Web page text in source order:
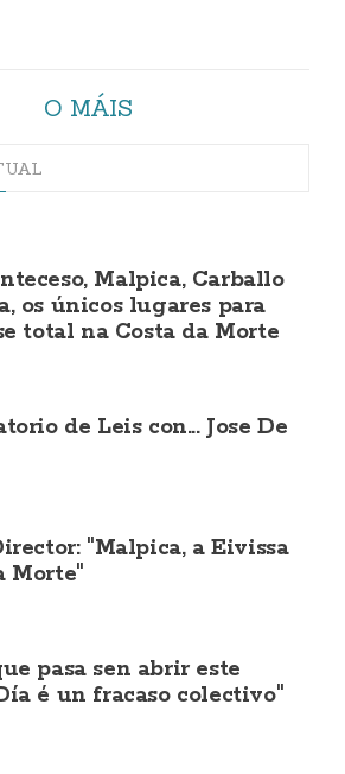
O MÁIS
Malpica, Carballo
os únicos lugares para
total na Costa da Morte
de Leis con... Jose De
"Malpica, a Eivissa
Morte"
pasa sen abrir este
é un fracaso colectivo"